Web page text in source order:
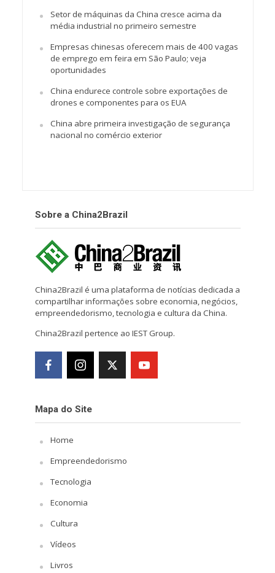
Setor de máquinas da China cresce acima da
média industrial no primeiro semestre
Empresas chinesas oferecem mais de 400 vagas
de emprego em feira em São Paulo; veja
oportunidades
China endurece controle sobre exportações de
drones e componentes para os EUA
China abre primeira investigação de segurança
nacional no comércio exterior
Sobre a China2Brazil
China2Brazil é uma plataforma de notícias dedicada a
compartilhar informações sobre economia, negócios,
empreendedorismo, tecnologia e cultura da China.
China2Brazil pertence ao IEST Group.
Mapa do Site
Home
Empreendedorismo
Tecnologia
Economia
Cultura
Vídeos
Livros